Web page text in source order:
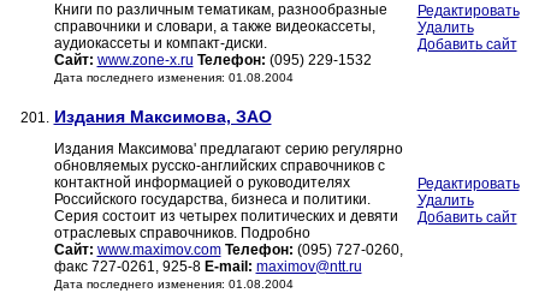
Книги по различным тематикам, разнообразные
справочники и словари, а также видеокассеты,
аудиокассеты и компакт-диски.
Сайт: www.zone-x.ru Телефон: (095) 229-1532
Дата последнего изменения: 01.08.2004
Редактировать
Удалить
Добавить сайт
201. Издания Максимова, ЗАО
Издания Максимова' предлагают серию регулярно
обновляемых русско-английских справочников с
контактной информацией о руководителях
Российского государства, бизнеса и политики.
Серия состоит из четырех политических и девяти
отраслевых справочников. Подробно
Сайт: www.maximov.com Телефон: (095) 727-0260,
факс 727-0261, 925-8 E-mail: maximov@ntt.ru
Дата последнего изменения: 01.08.2004
Редактировать
Удалить
Добавить сайт